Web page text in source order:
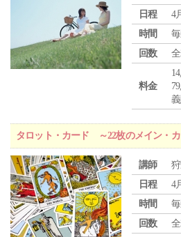
日程
4
時間
回数
料金
タロット・カード ～22枚のメイン・
講師
日程
4
時間
回数